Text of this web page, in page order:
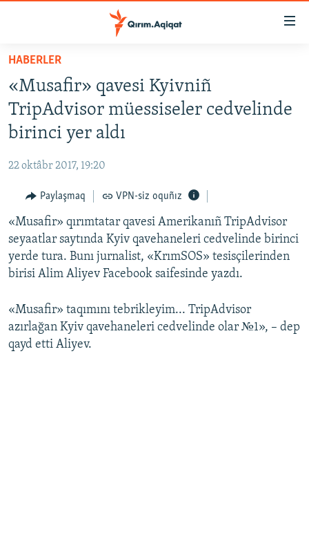
Esas
qaytmaq
Baş
navigatsiyağa
qaytmaq
Qıdıruvğa
İQTİSADİYAT
MEDENİYET
İNSAN AQLARI
VİDEO
SÜRET
BLOGLAR
Русский
HABERLER
«Musafir» qavesi Kyivniñ
TripAdvisor müessiseler cedvelinde
birinci yer aldı
22 oktâbr 2017, 19:20
Paylaşmaq VPN-siz oquñız
«Musafir» qırımtatar qavesi Amerikanıñ TripAdvisor
seyaatlar saytında Kyiv qavehaneleri cedvelinde birinci
yerde tura. Bunı jurnalist, «KrımSOS» tesisçilerinden
birisi Alim Aliyev Facebook saifesinde yazdı.
«Musafir» taqımını tebrikleyim... TripAdvisor
azırlağan Kyiv qavehaneleri cedvelinde olar №1», – dep
qayd etti Aliyev.